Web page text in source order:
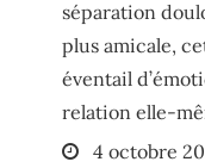
séparation
plus amicale,
éventail
relation elle-
Posted
4 octobre